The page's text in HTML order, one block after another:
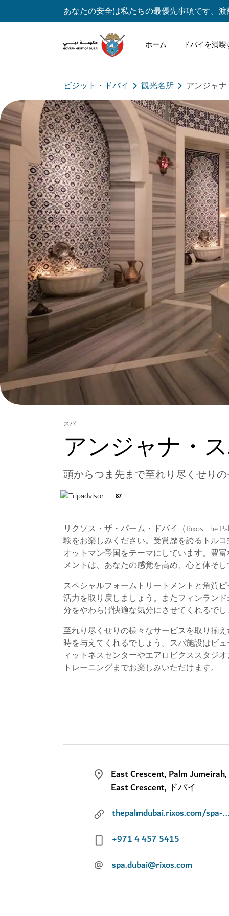
あなたの安全は私たちの最優先事項です。
ホーム ドバイを満喫
ビジット・ドバイ 観光名所 アンジャ
スパ
アンジャナ・
頭からつま先まで至れり尽くせり
87
リクソス・ザ・パーム・ドバイ（Rixos The
験をお楽しみください。受賞歴を誇るトル
オットマン帝国をテーマにしています。豊
メントは、あなたの感覚を高め、心と体そ
スペシャルフォームトリートメントと角質
活力を取り戻しましょう。またフィンラン
分をやわらげ快適な気分にさせてくれるで
至れり尽くせりの様々なサービスを取り揃
時を与えてくれるでしょう。スパ施設はビ
ィットネスセンターやエアロビクススタジ
トレーニングまでお楽しみいただけます。
East Crescent, Palm Jumeirah,
East Crescent, ドバイ
thepalmdubai.rixos.com/spa-
+971 4 457 5415
@ spa.dubai@rixos.com